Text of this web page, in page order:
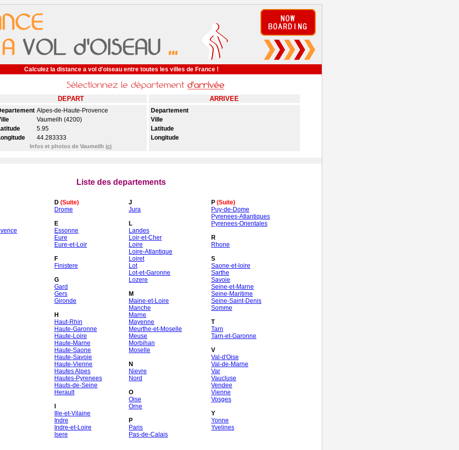
Calculez la distance a vol d'oiseau entre toutes les villes de France !
DEPART ARRIVEE
Alpes-de-Haute-Provence
Vaumeilh (4200)
5.95
44.283333
Infos et photos de Vaumeilh ici
Departement
Ville
Latitude
Longitude
Liste des departements
D (Suite)
Drome
E
Essonne
Eure
Eure-et-Loir
F
Finistere
G
Gard
Gers
Gironde
H
Haut-Rhin
Haute-Garonne
Haute-Loire
Haute-Marne
Haute-Saone
Haute-Savoie
Haute-Vienne
Hautes Alpes
Hautes-Pyrenees
Hauts-de-Seine
Herault
Ille-et-Vilaine
Indre
Indre-et-Loire
Isere
J
Jura
L
Landes
Loir-et-Cher
Loire
Loire-Atlantique
Loiret
Lot
Lot-et-Garonne
Lozere
M
Maine-et-Loire
Manche
Marne
Mayenne
Meurthe-et-Moselle
Meuse
Morbihan
Moselle
N
Nievre
Nord
O
Oise
Orne
P
Paris
Pas-de-Calais
P (Suite)
Puy-de-Dome
Pyrenees-Atlantiques
Pyrenees-Orientales
R
Rhone
S
Saone-et-loire
Sarthe
Savoie
Seine-et-Marne
Seine-Maritime
Seine-Saint-Denis
Somme
T
Tarn
Tarn-et-Garonne
V
Val-d'Oise
Val-de-Marne
Var
Vaucluse
Vendee
Vienne
Vosges
Y
Yonne
Yvelines